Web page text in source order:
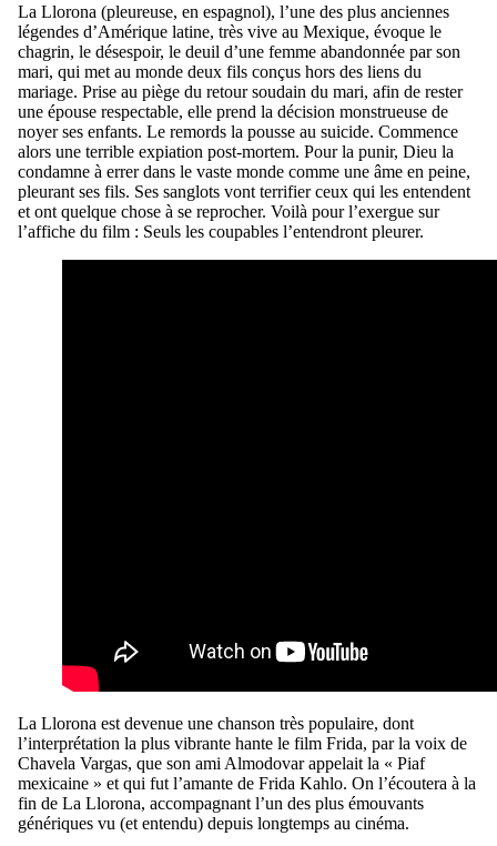
La Llorona (pleureuse, en espagnol), l’une des plus anciennes
légendes d’Amérique latine, très vive au Mexique, évoque le
chagrin, le désespoir, le deuil d’une femme abandonnée par son
mari, qui met au monde deux fils conçus hors des liens du
mariage. Prise au piège du retour soudain du mari, afin de rester
une épouse respectable, elle prend la décision monstrueuse de
noyer ses enfants. Le remords la pousse au suicide. Commence
alors une terrible expiation post-mortem. Pour la punir, Dieu la
condamne à errer dans le vaste monde comme une âme en peine,
pleurant ses fils. Ses sanglots vont terrifier ceux qui les entendent
et ont quelque chose à se reprocher. Voilà pour l’exergue sur
l’affiche du film : Seuls les coupables l’entendront pleurer.
La Llorona est devenue une chanson très populaire, dont
l’interprétation la plus vibrante hante le film Frida, par la voix de
Chavela Vargas, que son ami Almodovar appelait la « Piaf
mexicaine » et qui fut l’amante de Frida Kahlo. On l’écoutera à la
fin de La Llorona, accompagnant l’un des plus émouvants
génériques vu (et entendu) depuis longtemps au cinéma.